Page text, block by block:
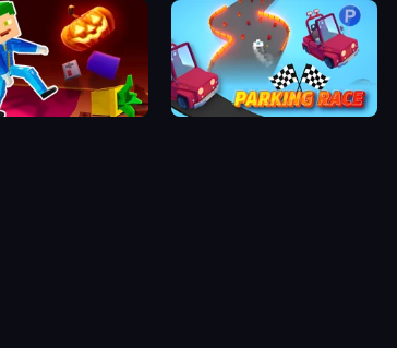
Running Parking Race: Drift Master